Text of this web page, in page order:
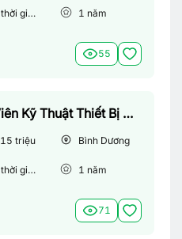
gian 1 năm
55
Nhân Viên Kỹ Thuật Thiết Bị Nhà Bếp
triệu Bình Dương
gian 1 năm
71